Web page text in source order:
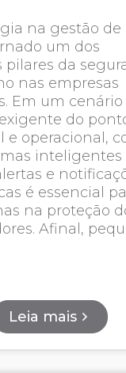
na gestão de
um dos
pilares da
nas empresas
Em um cenário
do
e operacional,
inteligentes
e
é essencial
na proteção
Afinal,
Leia mais